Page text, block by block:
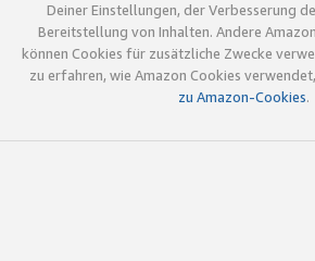
Deiner Einstellungen, der Verbesserung
Bereitstellung von Inhalten. Andere
können Cookies für zusätzliche Zwecke
zu erfahren, wie Amazon Cookies
zu Amazon-Cookies.